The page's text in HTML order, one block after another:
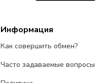
Информация
Как совершить обмен?
Часто задаваемые вопросы